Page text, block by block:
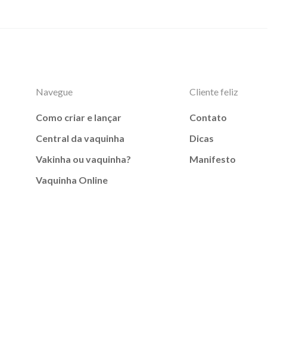
Navegue
Como criar e lançar
Central da vaquinha
Vakinha ou vaquinha?
Vaquinha Online
Cliente feliz
Contato
Dicas
Manifesto